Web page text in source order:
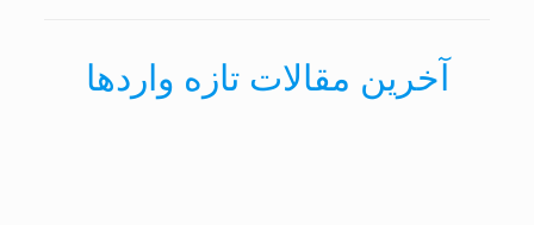
آخرین مقالات تازه واردها